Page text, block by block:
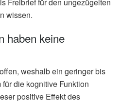
Freibrief für den ungezügelten
wissen.
haben keine
weshalb ein geringer bis
die kognitive Funktion
positive Effekt des